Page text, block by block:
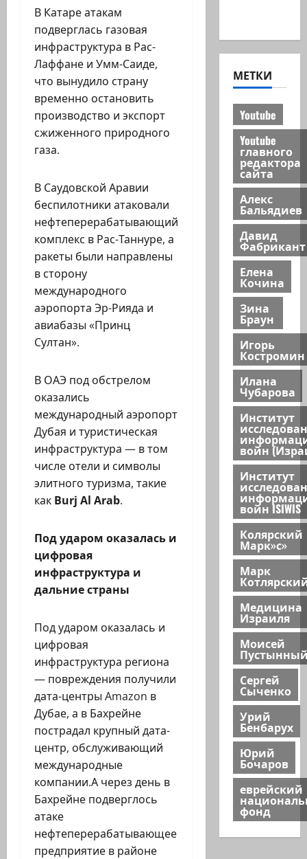
В Катаре атакам
подверглась газовая
инфраструктура в Рас-
Лаффане и Умм-Саиде,
что вынудило страну
временно остановить
производство и экспорт
сжиженного природного
газа.
В Саудовской Аравии
беспилотники атаковали
нефтеперерабатывающий
комплекс в Рас-Таннуре, а
ракеты были направлены
в сторону
международного
аэропорта Эр-Рияда и
авиабазы «Принц
Султан».
В ОАЭ под обстрелом
оказались
международный аэропорт
Дубая и туристическая
инфраструктура — в том
числе отели и символы
элитного туризма, такие
как Burj Al Arab.
Под ударом оказалась и
цифровая
инфраструктура и
дальние страны
Под ударом оказалась и
цифровая
инфраструктура региона
— повреждения получили
дата-центры Amazon в
Дубае, а в Бахрейне
пострадал крупный дата-
центр, обслуживающий
международные
компании.А через день в
Бахрейне подверглось
атаке
нефтеперерабатывающее
предприятие в районе
МЕТКИ
Youtube
Youtube
главного
редактора
сайта
Алекс
Бальядиев
Давид
Фабрикант
Елена
Кочина
Зина
Браун
Игорь
Костромин
Илана
Чубарова
Институт
войн
Институт
войн ISIWIS
Колярский
Марк»с»
Марк
Медицина
Израиля
Моисей
Сергей
Сыченко
Урий
Бенбарух
Юрий
Бочаров
еврейский
фонд